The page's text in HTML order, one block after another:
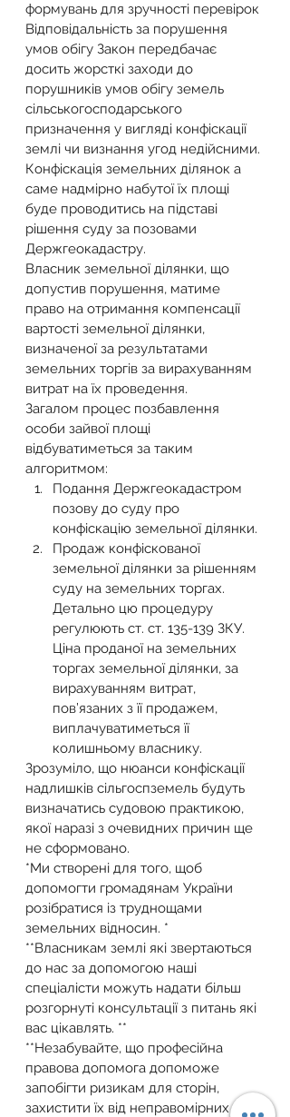
формувань для зручності перевірок
Відповідальність за порушення
умов обігу Закон передбачає
досить жорсткі заходи до
порушників умов обігу земель
сільськогосподарського
призначення у вигляді конфіскації
землі чи визнання угод недійсними.
Конфіскація земельних ділянок а
саме надмірно набутої їх площі
буде проводитись на підставі
рішення суду за позовами
Держгеокадастру.
Власник земельної ділянки, що
допустив порушення, матиме
право на отримання компенсації
вартості земельної ділянки,
визначеної за результатами
земельних торгів за вирахуванням
витрат на їх проведення.
Загалом процес позбавлення
особи зайвої площі
відбуватиметься за таким
алгоритмом:
Подання Держгеокадастром
позову до суду про
конфіскацію земельної ділянки.
Продаж конфіскованої
земельної ділянки за рішенням
суду на земельних торгах.
Детально цю процедуру
регулюють ст. ст. 135-139 ЗКУ.
Ціна проданої на земельних
торгах земельної ділянки, за
вирахуванням витрат,
пов’язаних з її продажем,
виплачуватиметься її
колишньому власнику.
Зрозуміло, що нюанси конфіскації
надлишків сільгоспземель будуть
визначатись судовою практикою,
якої наразі з очевидних причин ще
не сформовано.
*Ми створені для того, щоб
допомогти громадянам України
розібратися із труднощами
земельних відносин. *
**Власникам землі які звертаються
до нас за допомогою наші
спеціалісти можуть надати більш
розгорнуті консультації з питань які
вас цікавлять. **
**Незабувайте, що професійна
правова допомога допоможе
запобігти ризикам для сторін,
захистити їх від неправомірних дій